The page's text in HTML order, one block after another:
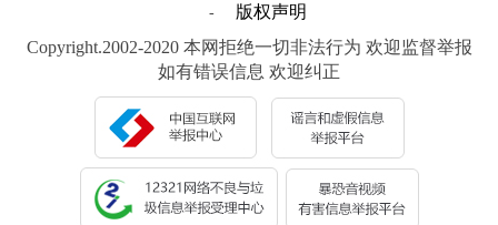
-
版权声明
Copyright.2002-2020 本网拒绝一切非法行为 欢迎监督举报
如有错误信息 欢迎纠正